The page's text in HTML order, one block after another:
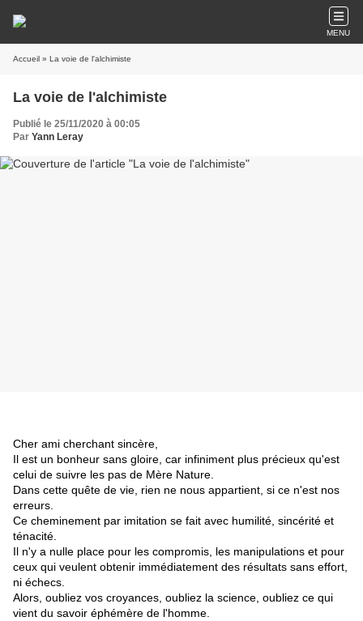
MENU
Accueil » La voie de l'alchimiste
La voie de l'alchimiste
Publié le 25/11/2020 à 00:05
Par Yann Leray
Cher ami cherchant sincère,
Il est un bonheur sans gloire, car infiniment plus précieux qu'est
celui de suivre les pas de Mère Nature.
Dans cette quête de vie, rien ne nous appartient, si ce n'est nos
erreurs.
Ce cheminement par imitation se fait avec humilité, sincérité et
ténacité.
Il n'y a nulle place pour les compromis, les manipulations et pour
ceux qui veulent obtenir immédiatement des résultats sans effort,
ni échecs.
Alors, oubliez vos croyances, oubliez la science, oubliez ce qui
vient du savoir éphémère de l'homme.